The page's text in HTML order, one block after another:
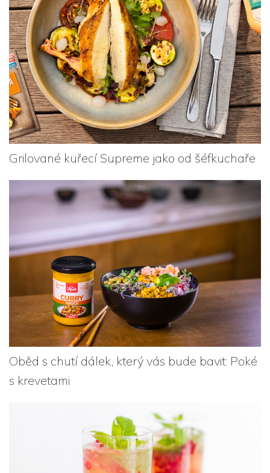
Grilované kuřecí Supreme jako od šéfkuchaře
Oběd s chutí dálek, který vás bude bavit: Poké
s krevetami